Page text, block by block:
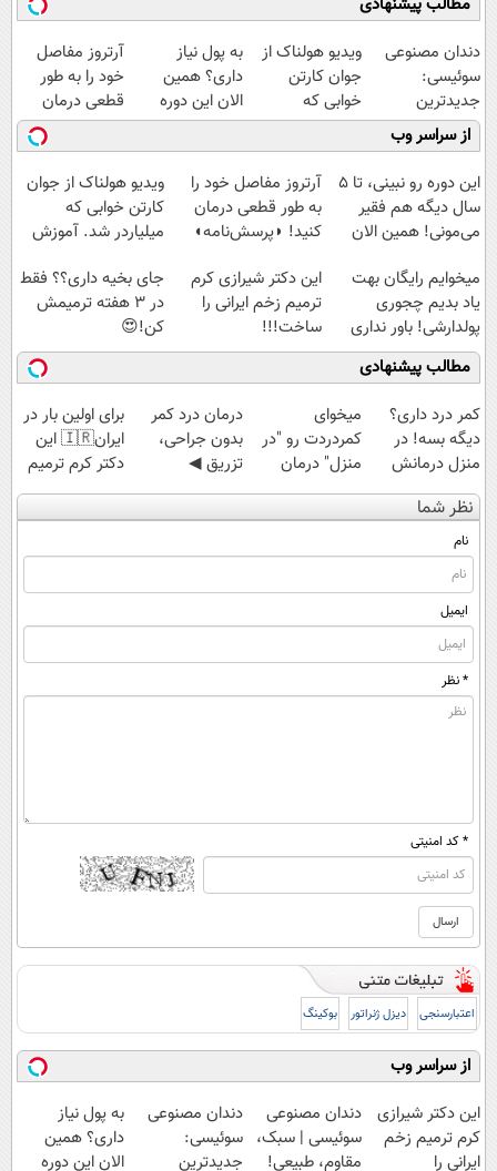
دندان مصنوعی
سوئیسی:
جدیدترین
فناوری اروپا،
سبک و مقاوم |
پرداخت قسطی
ویدیو هولناک از
جوان کارتن
خوابی که
میلیاردر شد.
آموزش رایگان
به پول نیاز
داری؟ همین
الان این دوره
رایگان رو شرکت
کن تا دیر نشده!
آرتروز مفاصل
خود را به طور
قطعی درمان
کنید!
◗پرسش‌نامه◖
از سراسر وب
این دوره رو نبینی، تا 5
سال دیگه هم فقیر
می‌مونی! همین الان
آرتروز مفاصل خود را
به طور قطعی درمان
کنید! ◗پرسش‌نامه◖
ویدیو هولناک از جوان
کارتن خوابی که
میلیاردر شد. آموزش
میخوایم رایگان بهت
یاد بدیم چجوری
پولدارشی! باور نداری
امتحانش مجانیه
این دکتر شیرازی کرم
ترمیم زخم ایرانی را
ساخت!!!
جای بخیه داری؟؟ فقط
در 3 هفته ترمیمش
کن!😍
مطالب پیشنهادی
کمر درد داری؟
دیگه بسه! در
منزل درمانش
کن
(◀پرسش‌نامه)
میخوای
کمردردت رو "در
منزل" درمان
کنی؟ (◂فیلم +
◂پرسش‌نامه)
درمان درد کمر
بدون جراحی،
تزریق ◀
پرسش‌نامه رو پر
کن ▶
برای اولین بار در
ایران🇮🇷 این
دکتر کرم ترمیم
کننده 23 روزه
ساخت!
نظر شما
نام
ایمیل
* نظر
* کد امنیتی
اعتبارسنجی دیزل ژنراتور بوکینگ
از سراسر وب
این دکتر شیرازی
کرم ترمیم زخم
ایرانی را
دندان مصنوعی
سوئیسی | سبک،
مقاوم، طبیعی!
دندان مصنوعی
سوئیسی:
جدیدترین
به پول نیاز
داری؟ همین
الان این دوره